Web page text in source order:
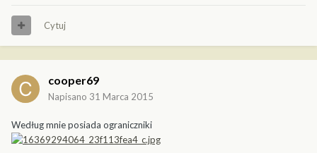
Cytuj
cooper69
Napisano 31 Marca 2015
Według mnie posiada ograniczniki